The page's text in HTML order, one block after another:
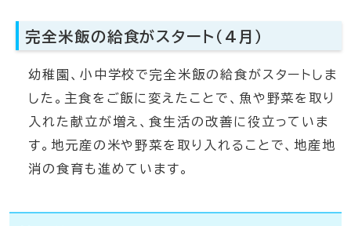
完全米飯の給食がスタート（4月）
幼稚園、小中学校で完全米飯の給食がスタートしま
した。主食をご飯に変えたことで、魚や野菜を取り
入れた献立が増え、食生活の改善に役立っていま
す。地元産の米や野菜を取り入れることで、地産地
消の食育も進めています。